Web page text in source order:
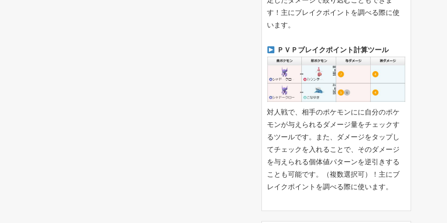
す！主にブレイクポイントを調べる際に使
います。
ＰＶＰブレイクポイント計算ツール
対人戦で、相手のポケモンにに自分のポケ
モンが与えられるダメージ量をチェックす
るツールです。また、ダメージをタップし
てチェックを入れることで、そのダメージ
を与えられる個体値パターンを逆引きする
ことも可能です。（複数選択可）！主にブ
レイクポイントを調べる際に使います。